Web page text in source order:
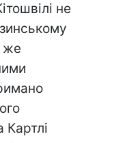
не
же
Картлі